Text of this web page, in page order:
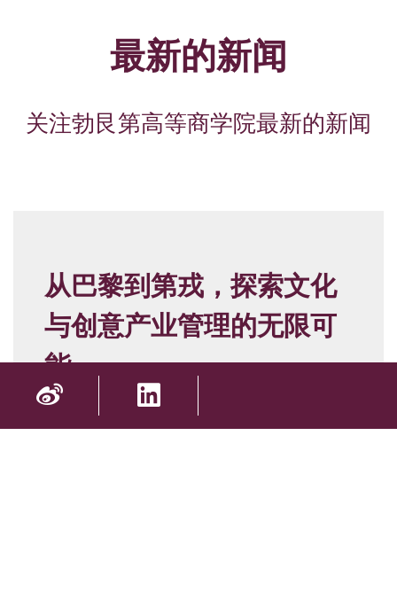
最新的新闻
关注勃艮第高等商学院最新的新闻
从巴黎到第戎，探索文化
与创意产业管理的无限可
能